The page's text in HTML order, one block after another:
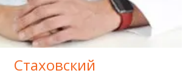
Стаховский